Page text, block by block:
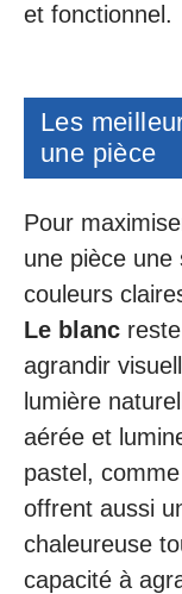
et fonctionnel.
Les
une pièce
Pour
une pièce une
couleurs
Le blanc
agrandir
lumière
aérée et
pastel,
offrent aussi
chaleureuse
capacité à